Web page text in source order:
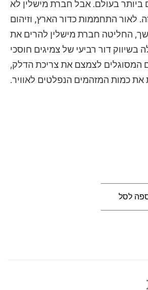
ביותר בעולם. אבל חברת מישלין לא
לאור התחממות כדור הארץ, וזיהום
החליטה חברת מישלין להרים את
בשיווק דור רביעי של צמיגים חוסכי
המסוגלים לצמצם את צריכת הדלק,
את כמות המזהמים הנפלטים לאוויר.
לסל